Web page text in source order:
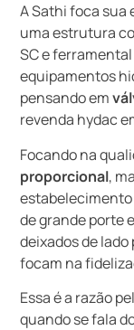
A Sathi foca sua
uma estrutura
SC e
equipamentos
pensando em
revenda hydac
Focando na
proporcional,
de grande porte
deixados de
focam na
Essa é a razão
quando se fala